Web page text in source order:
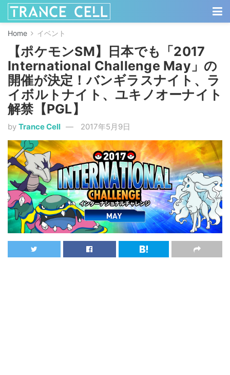
Home イベント
【ポケモンSM】日本でも「2017
International Challenge May」の
開催が決定！バンギラスナイト、ラ
イボルトナイト、ユキノオーナイト
解禁【PGL】
by Trance Cell 2017年5月9日